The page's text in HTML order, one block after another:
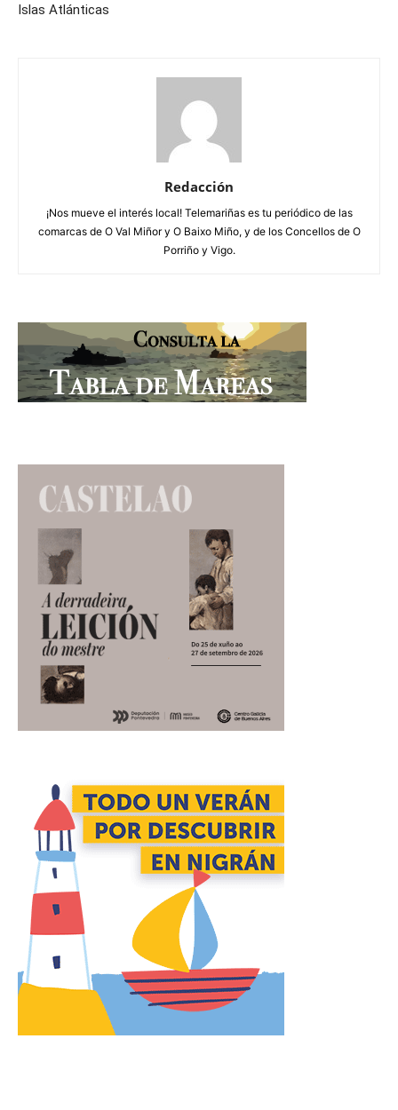
Islas Atlánticas
Redacción
¡Nos mueve el interés local! Telemariñas es tu periódico de las
comarcas de O Val Miñor y O Baixo Miño, y de los Concellos de O
Porriño y Vigo.